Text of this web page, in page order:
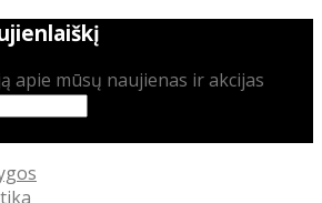
apie mūsų naujienas ir akcijas